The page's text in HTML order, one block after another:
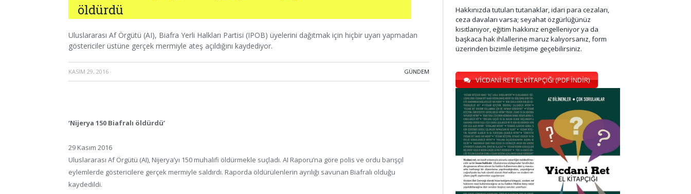
öldürdü
Uluslararası Af Örgütü (AI), Biafra Yerli Halkları Partisi (IPOB) üyelerini dağıtmak için hiçbir uyarı yapmadan
göstericiler üstüne gerçek mermiyle ateş açıldığını kaydediyor.
KASIM 29, 2016 · GÜNDEM
‘Nijerya 150 Biafralı öldürdü’
29 Kasım 2016
Uluslararası Af Örgütü (AI), Nijerya’yı 150 muhalifi öldürmekle suçladı. AI Raporu’na göre polis ve ordu barışçıl
eylemlerde göstericilere gerçek mermiyle saldırdı. Raporda öldürülenlerin ayrılığı savunan Biafralı olduğu
kaydedildi.
Hakkınızda tutulan tutanaklar, idari para cezaları,
ceza davaları varsa; seyahat özgürlüğünüz
kısıtlanıyor, eğitim hakkınız engelleniyor ya da
başkaca hak ihlallerine maruz kalıyorsanız, form
üzerinden bizimle iletişime geçebilirsiniz.
VİCDANİ RET EL KİTAPÇIĞI (PDF İNDİR)